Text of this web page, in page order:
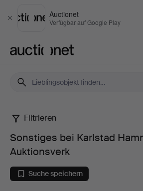
Schließen
Auctionet
Verfügbar auf Google Play
Sonstiges
bei
Karlstad
Filtrieren
Sonstiges bei Karlstad
Auktionsverk
Suche speichern